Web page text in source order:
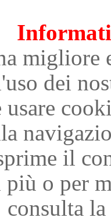
migliore
dei
usare
il
più o per
consulta